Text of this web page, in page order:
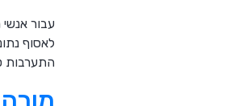
עבור
לאסוף
התערבות